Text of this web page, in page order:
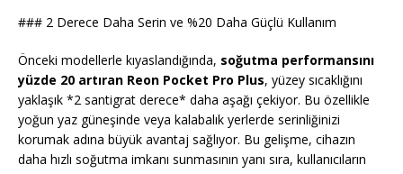
### 2 Derece Daha Serin ve %20 Daha Güçlü Kullanım
Önceki modellerle kıyaslandığında, soğutma performansını
yüzde 20 artıran Reon Pocket Pro Plus, yüzey sıcaklığını
yaklaşık *2 santigrat derece* daha aşağı çekiyor. Bu özellikle
yoğun yaz güneşinde veya kalabalık yerlerde serinliğinizi
korumak adına büyük avantaj sağlıyor. Bu gelişme, cihazın
daha hızlı soğutma imkanı sunmasının yanı sıra, kullanıcıların